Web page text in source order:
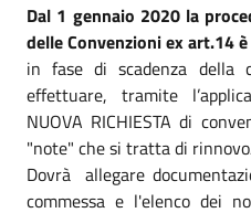
Dal 1 gennaio 2020 la
delle Convenzioni ex art.14
in fase di scadenza della
effettuare, tramite
NUOVA RICHIESTA di
"note" che si tratta di
Dovrà allegare
commessa e l'elenco dei